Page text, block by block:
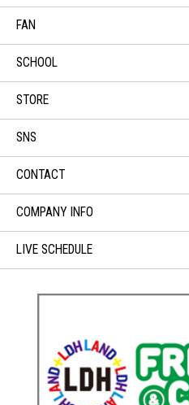
FAN
SCHOOL
STORE
SNS
CONTACT
COMPANY INFO
LIVE SCHEDULE